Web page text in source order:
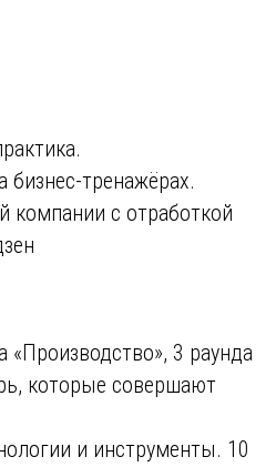
бизнес-тренажёрах.
компании с отработкой
«Производство», 3 раунда
которые совершают
и инструменты. 10